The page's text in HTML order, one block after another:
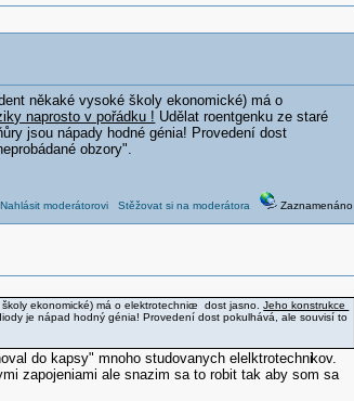
někaké vysoké školy ekonomické) má o
naprosto v pořádku ! Udělat roentgenku ze staré
jsou nápady hodné génia! Provedení dost
obzory".
Nahlásit moderátorovi Stěžovat si na moderátora Zaznamenáno
ekonomické) má o elektrotechnice dost jasno.Jeho konstrukce
je nápad hodný génia! Provedení dost pokulhává, ale souvisí to
do kapsy" mnoho studovanych elelktrotechnikov.
zapojeniami ale snazim sa to robit tak aby som sa